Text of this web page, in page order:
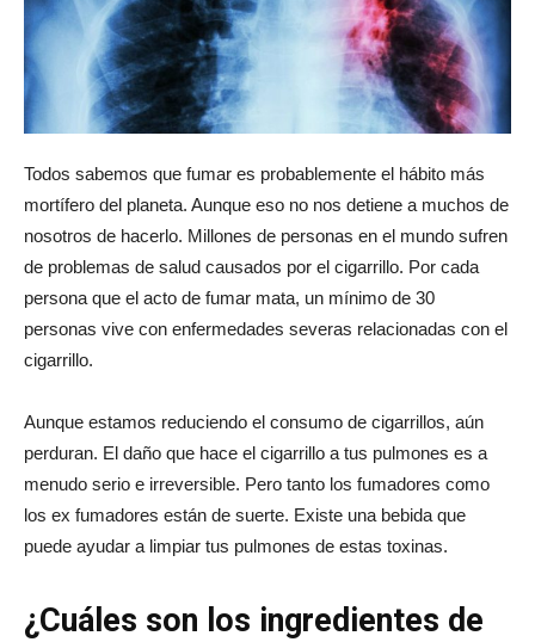
Todos sabemos que fumar es probablemente el hábito más
mortífero del planeta. Aunque eso no nos detiene a muchos de
nosotros de hacerlo. Millones de personas en el mundo sufren
de problemas de salud causados por el cigarrillo. Por cada
persona que el acto de fumar mata, un mínimo de 30
personas vive con enfermedades severas relacionadas con el
cigarrillo.
Aunque estamos reduciendo el consumo de cigarrillos, aún
perduran. El daño que hace el cigarrillo a tus pulmones es a
menudo serio e irreversible. Pero tanto los fumadores como
los ex fumadores están de suerte. Existe una bebida que
puede ayudar a limpiar tus pulmones de estas toxinas.
¿Cuáles son los ingredientes de